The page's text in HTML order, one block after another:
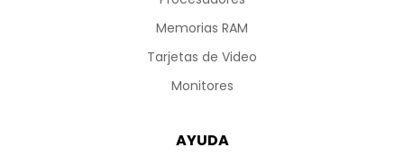
Memorias RAM
Tarjetas de Video
Monitores
AYUDA